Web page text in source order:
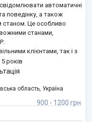
автоматичні
поведінку, а також
станом. Це особливо
станами,
клієнтами, так і з
активно використовую
з
5 років
900 - 1200 грн
область, Україна